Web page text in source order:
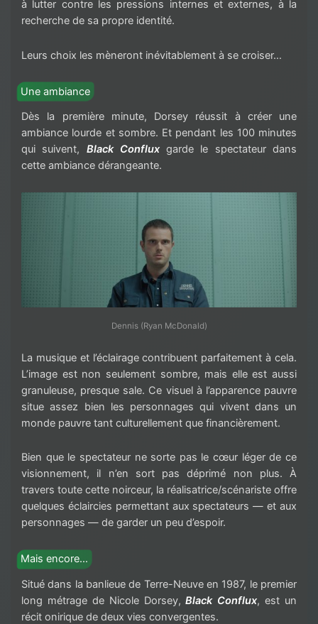
à lutter contre les pressions internes et externes, à la
recherche de sa propre identité.
Leurs choix les mèneront inévitablement à se croiser…
Une ambiance
Dès la première minute, Dorsey réussit à créer une
ambiance lourde et sombre. Et pendant les 100 minutes
qui suivent, Black Confluxgarde le spectateur dans
cette ambiance dérangeante.
Dennis (Ryan McDonald)
La musique et l’éclairage contribuent parfaitement à cela.
L’image est non seulement sombre, mais elle est aussi
granuleuse, presque sale. Ce visuel à l’apparence pauvre
situe assez bien les personnages qui vivent dans un
monde pauvre tant culturellement que financièrement.
Bien que le spectateur ne sorte pas le cœur léger de ce
visionnement, il n’en sort pas déprimé non plus. À
travers toute cette noirceur, la réalisatrice/scénariste offre
quelques éclaircies permettant aux spectateurs — et aux
personnages — de garder un peu d’espoir.
Mais encore…
Situé dans la banlieue de Terre-Neuve en 1987, le premier
long métrage de Nicole Dorsey,Black Conflux, est un
récit onirique de deux vies convergentes.